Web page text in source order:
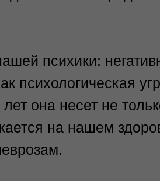
психики:
психологическая
она несет не
на нашем